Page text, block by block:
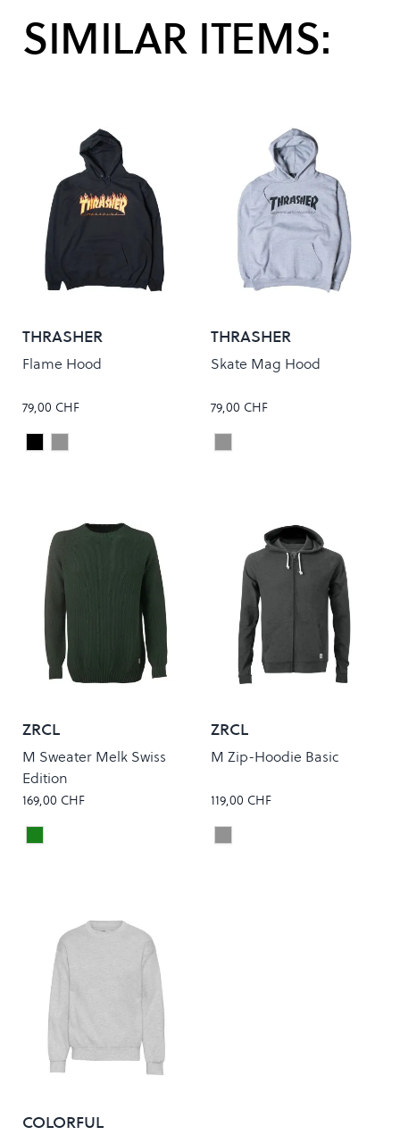
SIMILAR ITEMS:
THRASHER
Flame Hood
79,00 CHF
Colour
BlackGrey
THRASHER
Skate Mag Hood
79,00 CHF
Colour
Grey
ZRCL
M Sweater Melk Swiss
Edition
169,00 CHF
Colour
Dark Green
ZRCL
M Zip-Hoodie Basic
119,00 CHF
Colour
Onyx
COLORFUL